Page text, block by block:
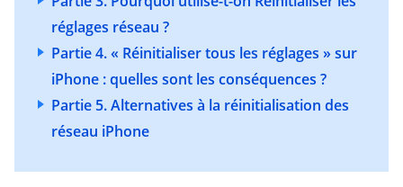
réglages réseau ?
Partie 4. « Réinitialiser tous les réglages » sur
iPhone : quelles sont les conséquences ?
Partie 5. Alternatives à la réinitialisation des
réseau iPhone